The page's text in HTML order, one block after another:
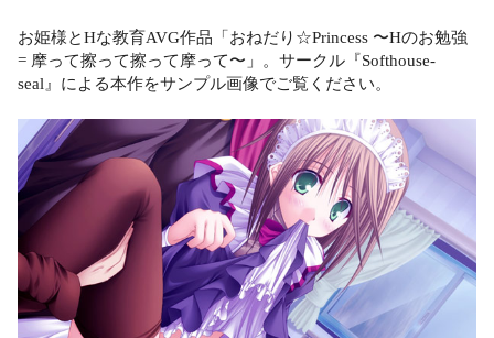
お姫様とHな教育AVG作品「おねだり☆Princess 〜Hのお勉強
= 摩って擦って擦って摩って〜」。サークル『Softhouse-
seal』による本作をサンプル画像でご覧ください。